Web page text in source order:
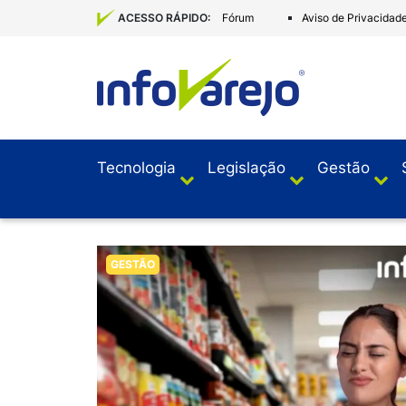
ACESSO RÁPIDO: Fórum Aviso de
Tecnologia Legislação Gestão
GESTÃO